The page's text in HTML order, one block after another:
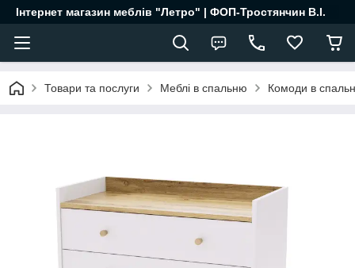
Інтернет магазин меблів "Летро" | ФОП-Тростянчин В.І.
Товари та послуги Меблі в спальню Комоди в